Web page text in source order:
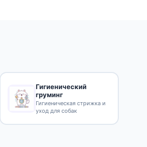
Гигиенический
груминг
Гигиеническая стрижка и
уход для собак